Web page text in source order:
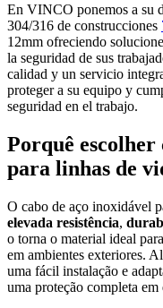
En VINCO ponemos a su
304/316 de construcciones
12mm ofreciendo
la seguridad de sus
calidad y un servicio
proteger a su equipo y
seguridad en el trabajo.
Porquê escolher
para linhas de
O cabo de aço inoxidável
elevada resistência,
o torna o material ideal
em ambientes exteriores.
uma fácil instalação e
uma proteção completa